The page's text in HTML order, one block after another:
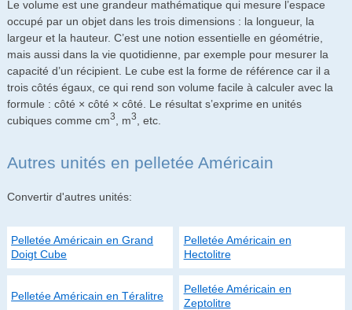
Le volume est une grandeur mathématique qui mesure l’espace
occupé par un objet dans les trois dimensions : la longueur, la
largeur et la hauteur. C’est une notion essentielle en géométrie,
mais aussi dans la vie quotidienne, par exemple pour mesurer la
capacité d’un récipient. Le cube est la forme de référence car il a
trois côtés égaux, ce qui rend son volume facile à calculer avec la
formule : côté × côté × côté. Le résultat s’exprime en unités
cubiques comme cm3 , m3 , etc.
Autres unités en pelletée Américain
Convertir d'autres unités:
Pelletée Américain en Grand
Doigt Cube
Pelletée Américain en
Hectolitre
Pelletée Américain en Téralitre
Pelletée Américain en
Zeptolitre